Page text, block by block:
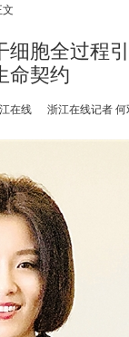
文
细胞全过
命契约
在线 浙江在线记者